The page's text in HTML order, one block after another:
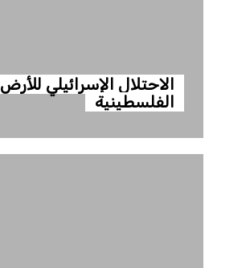
الاحتلال الإسرائيلي للأرض
الفلسطينية